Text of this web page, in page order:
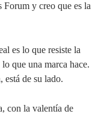
Forum y creo que es la
es lo que resiste la
que una marca hace.
está de su lado.
con la valentía de